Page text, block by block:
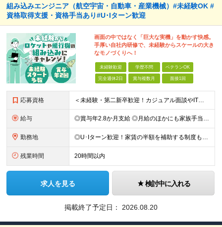
組み込みエンジニア（航空宇宙・自動車・産業機械）#未経験OK #
資格取得支援・資格手当あり#U･Iターン歓迎
画面の中ではなく「巨大な実機」を動かす快感。
手厚い自社内研修で、未経験からスケールの大き
なモノづくりへ！
未経験歓迎 学歴不問 ベテランOK
完全週休2日 賞与複数月 面接1回
応募資格 ＜未経験・第二新卒歓迎！カジュアル面談やIT体験会も実施中＞ ■学歴不問 ■普通自動車免許（AT限定可）をお持ちの方 ≪こんな方にピッタリ≫ □ 画面の中のバグ探しだけでなく、物理的に動く「実機
給与 ◎賞与年2.8か月支給 ◎月給のほかにも家族手当や資格手当、家賃補助など嬉しい手当てが充実！ 月給：24万円～35万円＋交通費＋賞与年2回 ※経験・能力・年齢などを考慮の上、当社規定により決定しま
勤務地 ◎U･Iターン歓迎！家賃の半額を補助する制度もあり！ ◎勤務先は愛知県内の各プロジェクト先です。 通勤のしやすさを考慮して決定します。 ★ちなみに… 名古屋市の平均家賃は約5.5万円〜6.5万円(
残業時間 20時間以内
求人を見る 検討中に入れる
掲載終了予定日： 2026.08.20